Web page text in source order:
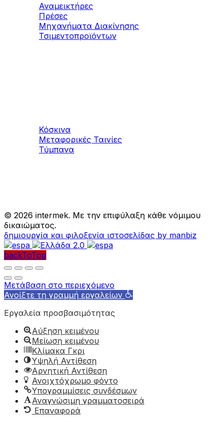
Αναμεικτήρες
Πρέσες
Μηχανήματα Διακίνησης
Τσιμεντοπροϊόντων
Κόσκινα
Μεταφορικές Ταινίες
Τύμπανα
© 2026 intermek. Με την επιφύλαξη κάθε νόμιμου
δικαιώματος.
δημιουργία και φιλοξενία ιστοσελίδας by manbiz
backToTop
Μετάβαση στο περιεχόμενο
Ανοίξτε τη γραμμή εργαλείων
Εργαλεία προσβασιμότητας
Αύξηση κειμένου
Μείωση κειμένου
Κλίμακα Γκρι
Υψηλή Αντίθεση
Αρνητική Αντίθεση
Ανοιχτόχρωμο φόντο
Υπογραμμίσεις συνδέσμων
Αναγνώσιμη γραμματοσειρά
Επαναφορά